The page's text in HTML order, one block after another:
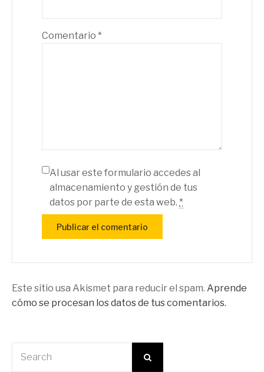
Comentario *
Al usar este formulario accedes al
almacenamiento y gestión de tus
datos por parte de esta web. *
Este sitio usa Akismet para reducir el spam. Aprende
cómo se procesan los datos de tus comentarios.